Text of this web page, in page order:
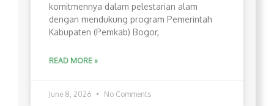
komitmennya dalam pelestarian alam
dengan mendukung program Pemerintah
Kabupaten (Pemkab) Bogor,
READ MORE »
June 8, 2026 No Comments